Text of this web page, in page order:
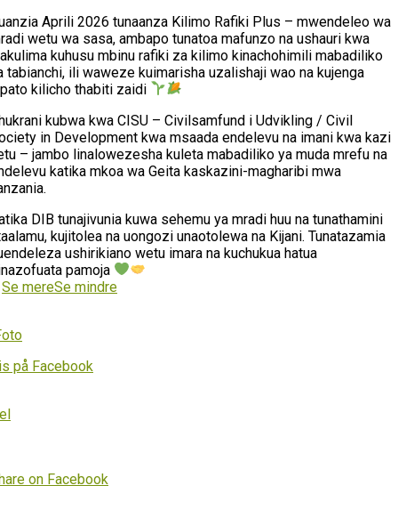
Aprili 2026 tunaanza Kilimo Rafiki Plus – mwendeleo wa
wetu wa sasa, ambapo tunatoa mafunzo na ushauri kwa
kuhusu mbinu rafiki za kilimo kinachohimili mabadiliko
tabianchi, ili waweze kuimarisha uzalishaji wao na kujenga
kilicho thabiti zaidi
kubwa kwa CISU – Civilsamfund i Udvikling / Civil
in Development kwa msaada endelevu na imani kwa kazi
– jambo linalowezesha kuleta mabadiliko ya muda mrefu na
katika mkoa wa Geita kaskazini-magharibi mwa
DIB tunajivunia kuwa sehemu ya mradi huu na tunathamini
kujitolea na uongozi unaotolewa na Kijani. Tunatazamia
ushirikiano wetu imara na kuchukua hatua
pamoja
Se mereSe mindre
på Facebook
on Facebook